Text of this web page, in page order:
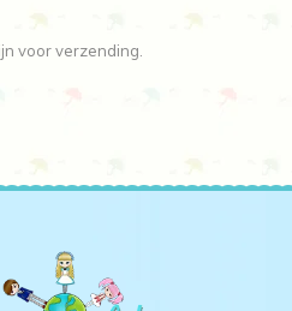
voor verzending.